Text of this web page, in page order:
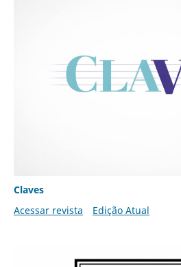
Claves
Acessar revista
Edição Atual